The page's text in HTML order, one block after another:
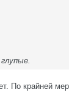
По крайней